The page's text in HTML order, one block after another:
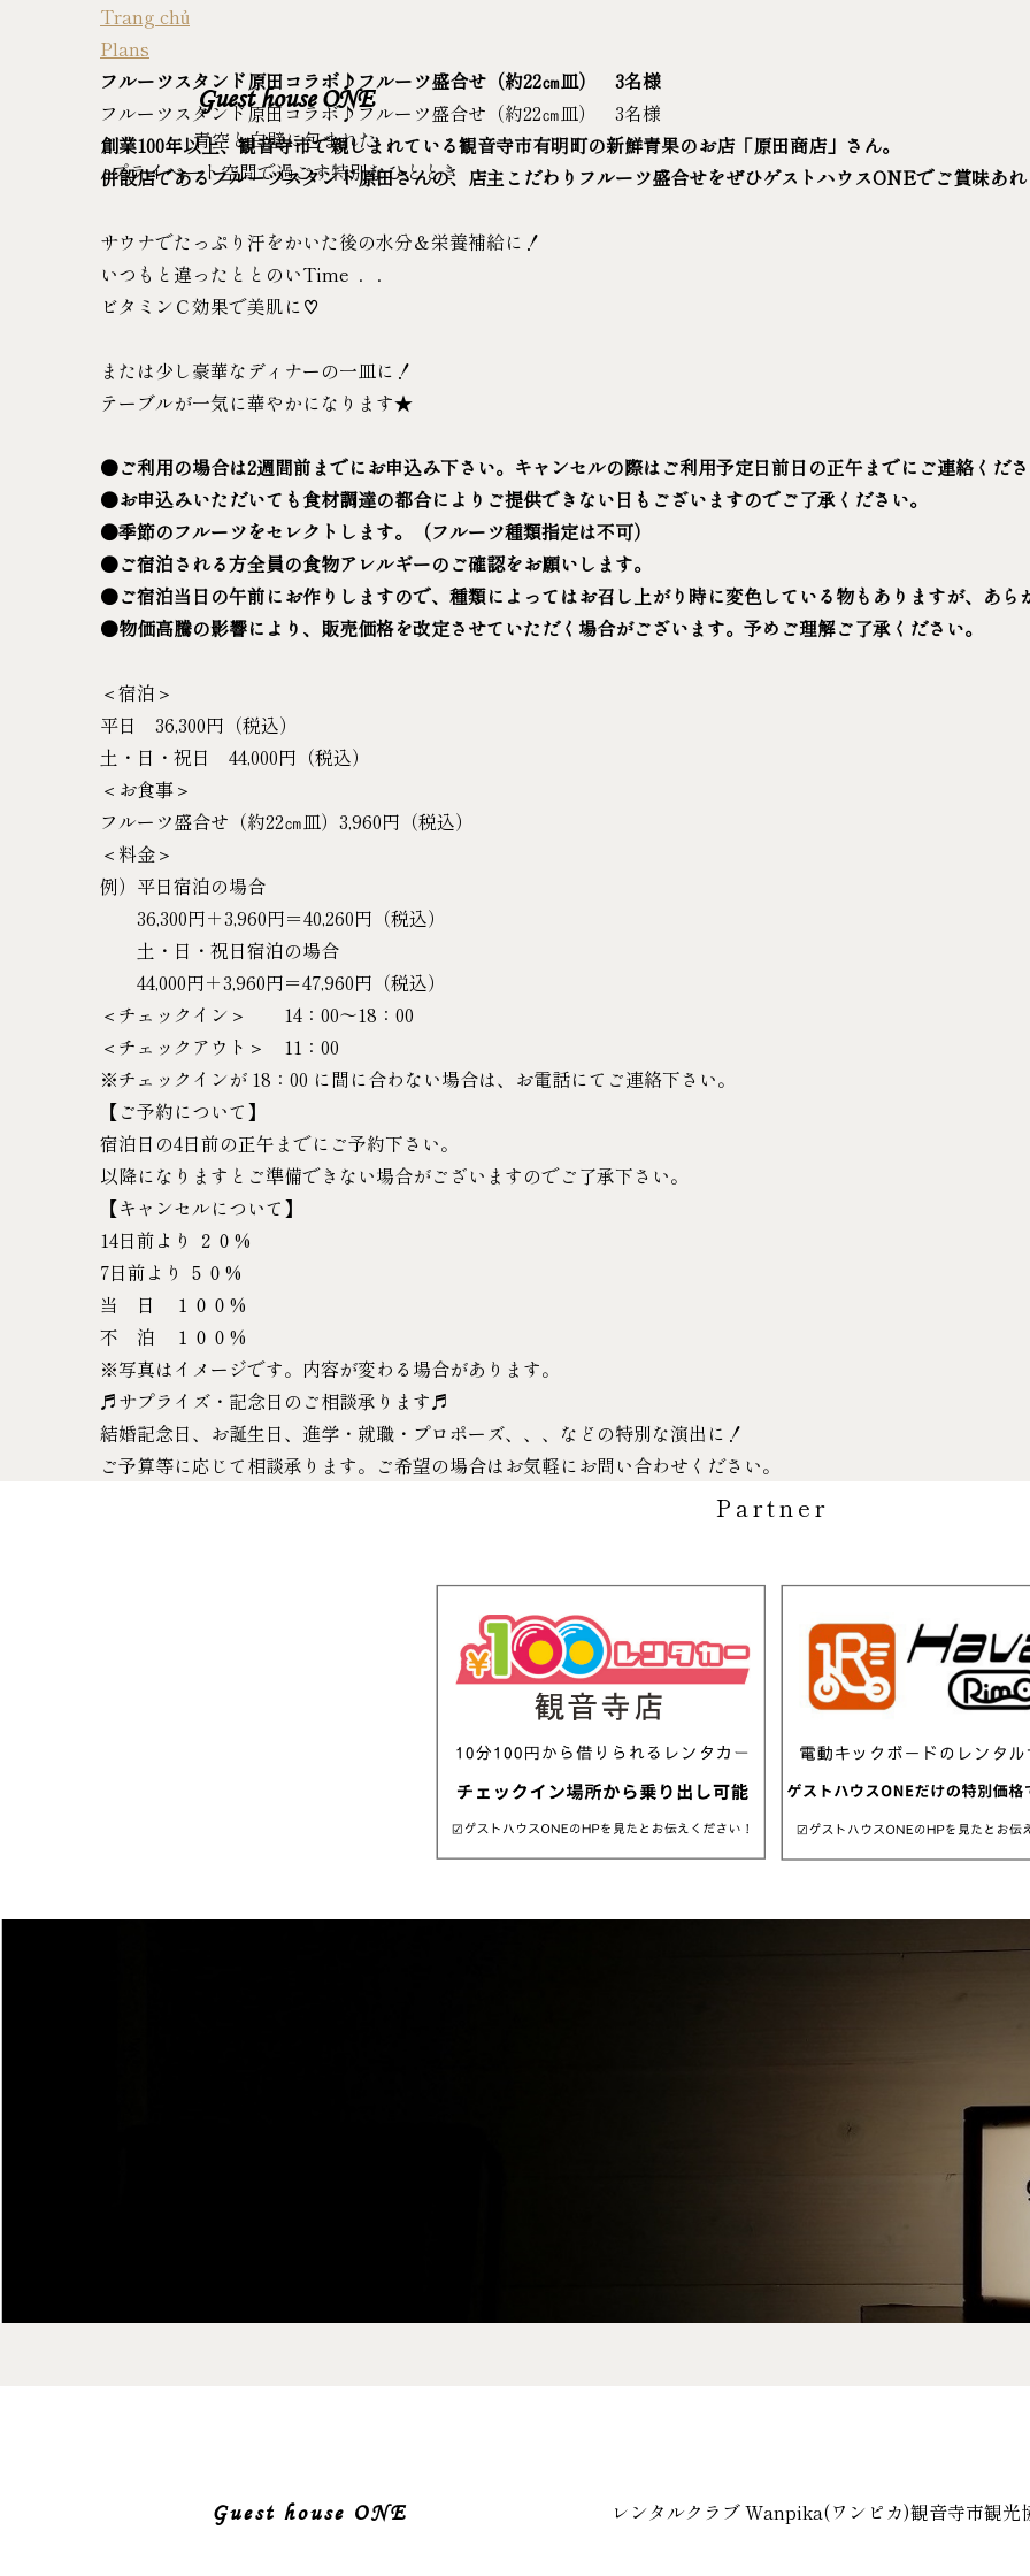
Guest house ONE
青空と白壁に包まれた
プライベート空間で過ごす特別なひととき
Trang chủ
Plans
フルーツスタンド原田コラボ♪フルーツ盛合せ（約22㎝皿） 3名様
フルーツスタンド原田コラボ♪フルーツ盛合せ（約22㎝皿） 3名様
創業100年以上、観音寺市で親しまれている観音寺市有明町の新鮮青果のお店「原田商店」さん。
併設店であるフルーツスタンド原田さんの、店主こだわりフルーツ盛合せをぜひゲストハウスONEでご賞味あれ
サウナでたっぷり汗をかいた後の水分＆栄養補給に！
いつもと違ったととのいTime ．．
ビタミンＣ効果で美肌に♡
または少し豪華なディナーの一皿に！
テーブルが一気に華やかになります★
●ご利用の場合は2週間前までにお申込み下さい。キャンセルの際はご利用予定日前日の正午までにご連絡くだ
●お申込みいただいても食材調達の都合によりご提供できない日もございますのでご了承ください。
●季節のフルーツをセレクトします。（フルーツ種類指定は不可）
●ご宿泊される方全員の食物アレルギーのご確認をお願いします。
●ご宿泊当日の午前にお作りしますので、種類によってはお召し上がり時に変色している物もありますが、あら
●物価高騰の影響により、販売価格を改定させていただく場合がございます。予めご理解ご了承ください。
＜宿泊＞
平日 36,300円（税込）
土・日・祝日 44,000円（税込）
＜お食事＞
フルーツ盛合せ（約22㎝皿）3,960円（税込）
＜料金＞
例）平日宿泊の場合
36,300円＋3,960円＝40,260円（税込）
土・日・祝日宿泊の場合
44,000円＋3,960円＝47,960円（税込）
＜チェックイン＞ 14：00～18：00
＜チェックアウト＞ 11：00
※チェックインが 18：00 に間に合わない場合は、お電話にてご連絡下さい。
【ご予約について】
宿泊日の4日前の正午までにご予約下さい。
以降になりますとご準備できない場合がございますのでご了承下さい。
【キャンセルについて】
14日前より ２０%
7日前より ５０%
当 日 １００%
不 泊 １００%
※写真はイメージです。内容が変わる場合があります。
♬サプライズ・記念日のご相談承ります♬
結婚記念日、お誕生日、進学・就職・プロポーズ、、、などの特別な演出に！
ご予算等に応じて相談承ります。ご希望の場合はお気軽にお問い合わせください。
Partner
Guest house ONE レンタルクラブ Wanpika(ワンピカ)観音寺市観光